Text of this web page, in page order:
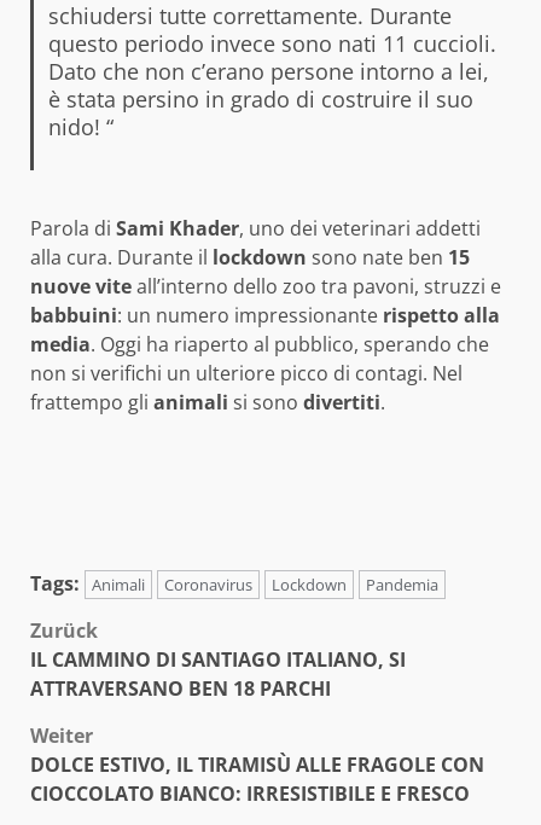
schiudersi tutte correttamente. Durante
questo periodo invece sono nati 11 cuccioli.
Dato che non c’erano persone intorno a lei,
è stata persino in grado di costruire il suo
nido! “
Parola di Sami Khader, uno dei veterinari addetti
alla cura. Durante il lockdown sono nate ben 15
nuove viteall’interno dello zoo tra pavoni, struzzi e
babbuini: un numero impressionante rispettoalla
media. Oggi ha riaperto al pubblico, sperando che
non si verifichi un ulteriore picco di contagi. Nel
frattempo gli animali si sono divertiti.
Tags: Animali Coronavirus Lockdown Pandemia
Beitragsnavigation
Zurück
IL CAMMINO DI SANTIAGO ITALIANO, SI
ATTRAVERSANO BEN 18 PARCHI
Weiter
DOLCE ESTIVO, IL TIRAMISÙ ALLE FRAGOLE CON
CIOCCOLATO BIANCO: IRRESISTIBILE E FRESCO